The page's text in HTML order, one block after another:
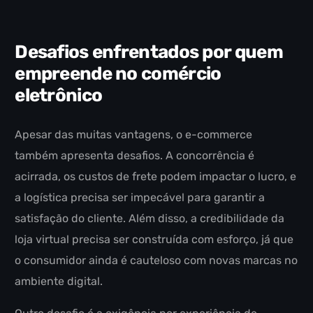
Desafios enfrentados por quem
empreende no comércio
eletrônico
Apesar das muitas vantagens, o e-commerce
também apresenta desafios. A concorrência é
acirrada, os custos de frete podem impactar o lucro, e
a logística precisa ser impecável para garantir a
satisfação do cliente. Além disso, a credibilidade da
loja virtual precisa ser construída com esforço, já que
o consumidor ainda é cauteloso com novas marcas no
ambiente digital.